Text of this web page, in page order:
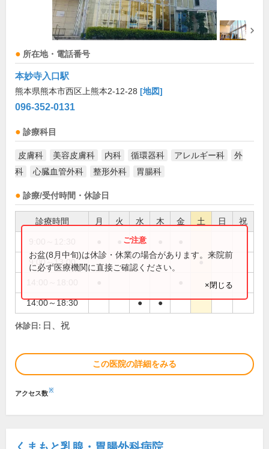
所在地・電話番号
本妙寺入口駅
熊本県熊本市西区上熊本2-12-28 [地図]
096-352-0131
診療科目
皮膚科 美容皮膚科 内科 循環器科 アレルギー科
外
科
心臓血管外科 整形外科 胃腸科
診療/受付時間・休診日
診療時間 月 火 水 木 金 土 日 祝
●
9:00～13:00 ●
14:00～18:30 ● ●
お盆(8月中旬)は休診・休業の場合があります。来院前
に必ず医療機関に直接ご確認ください。
×閉じる
休診日: 日、祝
この医院の詳細をみる
アクセス数※